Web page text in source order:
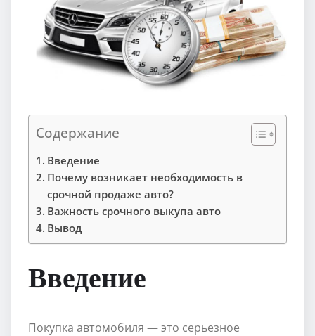
Содержание
Введение
Почему возникает необходимость в
срочной продаже авто?
Важность срочного выкупа авто
Вывод
Введение
Покупка автомобиля — это серьезное